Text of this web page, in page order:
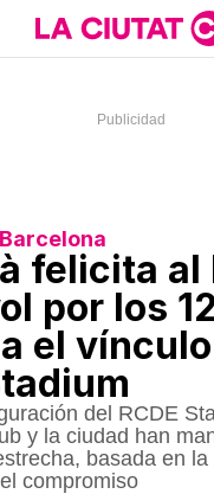
felicita al
por los
el
del RCDE
y la ciudad han
basada en
compromiso